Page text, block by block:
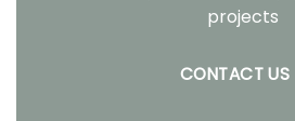
projects
CONTACT US